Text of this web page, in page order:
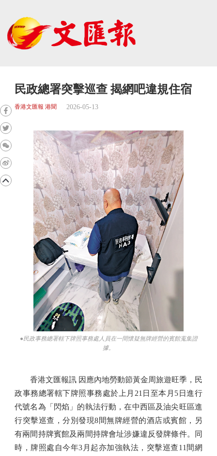
民政總署突擊巡查 揭網吧違規住宿
香港文匯報 港聞 2026-05-13
●民政事務總署轄下牌照事務處人員在一間懷疑無牌經營的賓館蒐集證
據。
香港文匯報訊 因應內地勞動節黃金周旅遊旺季，民
政事務總署轄下牌照事務處於上月21日至本月5日進行
代號名為「閃焰」的執法行動，在中西區及油尖旺區進
行突擊巡查，分別發現8間無牌經營的酒店或賓館，另
有兩間持牌賓館及兩間持牌會址涉嫌違反發牌條件。同
時，牌照處自今年3月起亦加強執法，突擊巡查11間網